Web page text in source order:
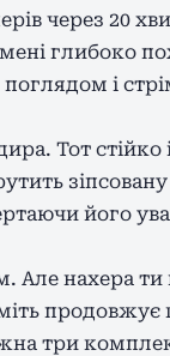
через 20
глибоко
і
Тот стійко
зіпсовану
його
нахера
три